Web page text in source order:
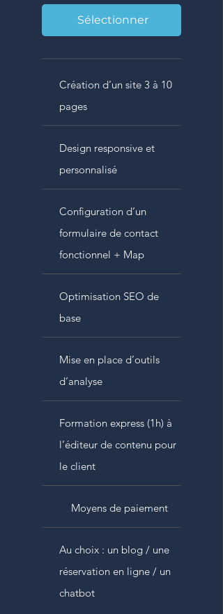
Sélectionner
Création d’un site 3 à 10
pages
Design responsive et
personnalisé
Configuration d’un
formulaire de contact
fonctionnel + Map
Optimisation SEO de
base
Mise en place d’outils
d’analyse
Formation express (1h) à
l’éditeur de contenu pour
le client
Moyens de paiement
Au choix : un blog / une
réservation en ligne / un
chatbot